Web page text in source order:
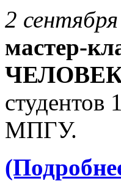
2
мастер-
студентов
МПГУ.